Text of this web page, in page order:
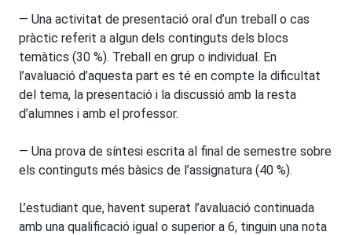
— Una activitat de presentació oral d’un treball o cas
pràctic referit a algun dels continguts dels blocs
temàtics (30 %). Treball en grup o individual. En
l’avaluació d’aquesta part es té en compte la dificultat
del tema, la presentació i la discussió amb la resta
d’alumnes i amb el professor.
— Una prova de síntesi escrita al final de semestre sobre
els continguts més bàsics de l’assignatura (40 %).
L’estudiant que, havent superat l’avaluació continuada
amb una qualificació igual o superior a 6, tinguin una nota